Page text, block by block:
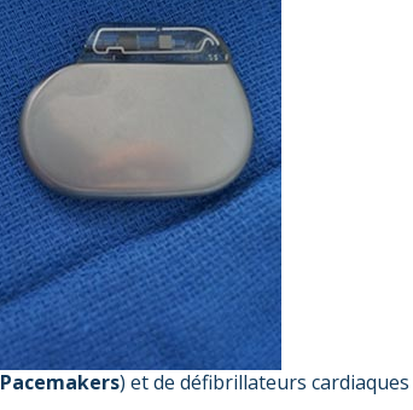
Pacemakers) et de défibrillateurs cardiaques